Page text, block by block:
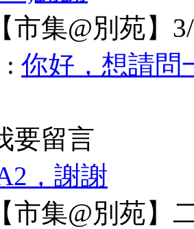
【市集@別苑】
: 你好，想請問
要留言
，謝謝
【市集@別苑】